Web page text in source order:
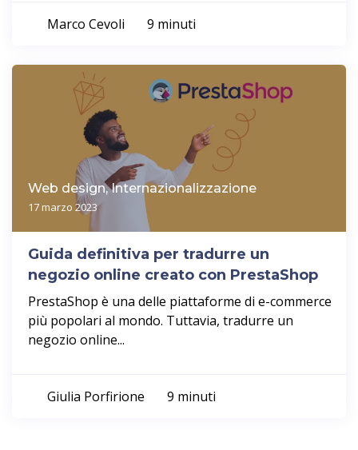
Marco Cevoli 9 minuti
Web design, Internazionalizzazione
17 marzo 2023
Guida definitiva per tradurre un
negozio online creato con PrestaShop
PrestaShop è una delle piattaforme di e-commerce
più popolari al mondo. Tuttavia, tradurre un
negozio online...
Giulia Porfirione 9 minuti